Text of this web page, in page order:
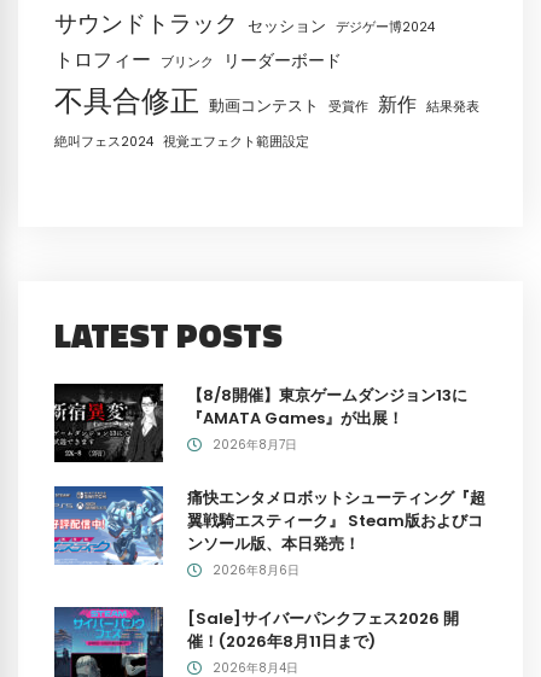
サウンドトラック セッション デジゲー博2024
トロフィー ブリンク リーダーボード
不具合修正 動画コンテスト 受賞作 新作 結果発表
絶叫フェス2024 視覚エフェクト範囲設定
LATEST POSTS
【8/8開催】東京ゲームダンジョン13に
『AMATA Games』が出展！
2026年8月7日
痛快エンタメロボットシューティング『超
翼戦騎エスティーク』 Steam版およびコ
ンソール版、本日発売！
2026年8月6日
[Sale]サイバーパンクフェス2026 開
催！(2026年8月11日まで)
2026年8月4日